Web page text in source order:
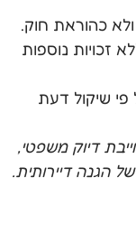
כהוראת חוק.
זכויות נוספות
פי שיקול דעת
דיוק משפטי,
הגנה דיירותית.